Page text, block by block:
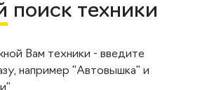
поиск техники
Вам техники - введите
например "Автовышка" и